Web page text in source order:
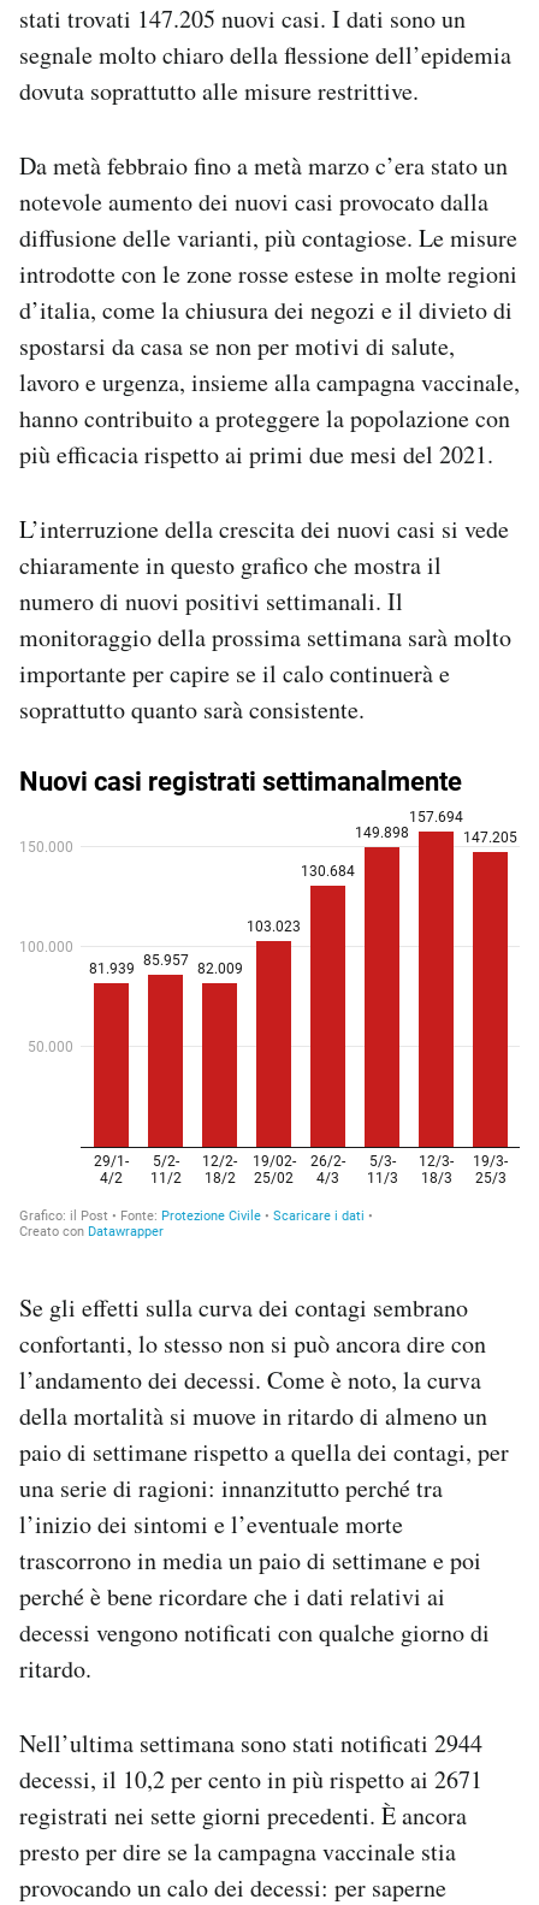
AREA PERSONALE
Newsletter
Notifiche mobile
Regala il Post
stati trovati 147.205 nuovi casi. I dati sono un
segnale molto chiaro della flessione dell’epidemia
dovuta soprattutto alle misure restrittive.
Da metà febbraio fino a metà marzo c’era stato un
notevole aumento dei nuovi casi provocato dalla
diffusione delle varianti, più contagiose. Le misure
introdotte con le zone rosse estese in molte regioni
d’italia, come la chiusura dei negozi e il divieto di
spostarsi da casa se non per motivi di salute,
lavoro e urgenza, insieme alla campagna vaccinale,
hanno contribuito a proteggere la popolazione con
più efficacia rispetto ai primi due mesi del 2021.
L’interruzione della crescita dei nuovi casi si vede
chiaramente in questo grafico che mostra il
numero di nuovi positivi settimanali. Il
monitoraggio della prossima settimana sarà molto
importante per capire se il calo continuerà e
soprattutto quanto sarà consistente.
Se gli effetti sulla curva dei contagi sembrano
confortanti, lo stesso non si può ancora dire con
l’andamento dei decessi. Come è noto, la curva
della mortalità si muove in ritardo di almeno un
paio di settimane rispetto a quella dei contagi, per
una serie di ragioni: innanzitutto perché tra
l’inizio dei sintomi e l’eventuale morte
trascorrono in media un paio di settimane e poi
perché è bene ricordare che i dati relativi ai
decessi vengono notificati con qualche giorno di
ritardo.
Nell’ultima settimana sono stati notificati 2944
decessi, il 10,2 per cento in più rispetto ai 2671
registrati nei sette giorni precedenti. È ancora
presto per dire se la campagna vaccinale stia
provocando un calo dei decessi: per saperne